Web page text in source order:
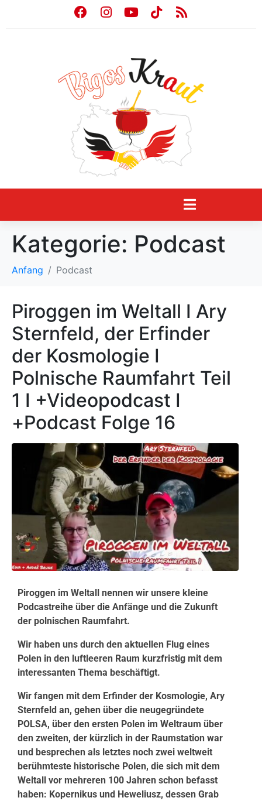
Kategorie: Podcast
Anfang Podcast
Piroggen im Weltall I Ary
Sternfeld, der Erfinder
der Kosmologie I
Polnische Raumfahrt Teil
1 I +Videopodcast I
+Podcast Folge 16
Piroggen im Weltall nennen wir unsere kleine
Podcastreihe über die Anfänge und die Zukunft
der polnischen Raumfahrt.
Wir haben uns durch den aktuellen Flug eines
Polen in den luftleeren Raum kurzfristig mit dem
interessanten Thema beschäftigt.
Wir fangen mit dem Erfinder der Kosmologie, Ary
Sternfeld an, gehen über die neugegründete
POLSA, über den ersten Polen im Weltraum über
den zweiten, der kürzlich in der Raumstation war
und besprechen als letztes noch zwei weltweit
berühmteste historische Polen, die sich mit dem
Weltall vor mehreren 100 Jahren schon befasst
haben: Kopernikus und Heweliusz, dessen Grab